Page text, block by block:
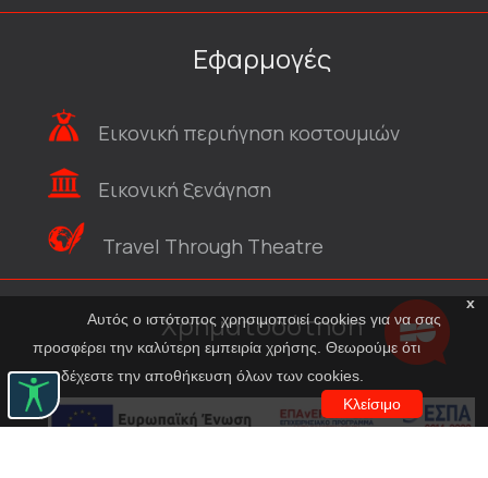
x
Αυτός ο ιστότοπος χρησιμοποιεί cookies για να σας
προσφέρει την καλύτερη εμπειρία χρήσης. Θεωρούμε ότι
αποδέχεστε την αποθήκευση όλων των cookies.
Κλείσιμο
Εφαρμογές
Εικονική περιήγηση κοστουμιών
Εικονική ξενάγηση
Travel Through Theatre
Χρηματοδότηση